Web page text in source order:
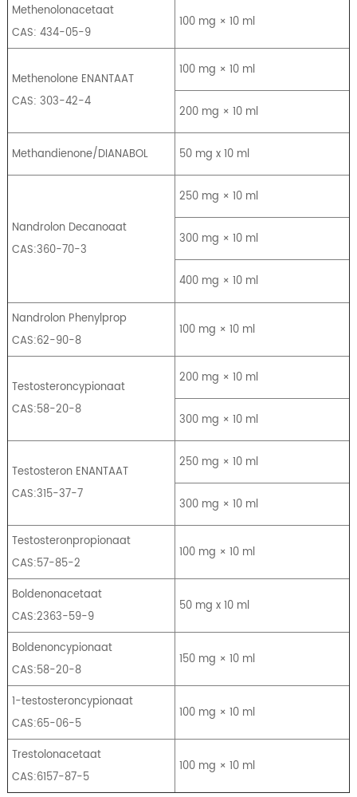
Methenolonacetaat
CAS: 434-05-9
100 mg × 10 ml
Methenolone ENANTAAT
CAS: 303-42-4
100 mg × 10 ml
200 mg × 10 ml
Methandienone/DIANABOL 50 mg x 10 ml
Nandrolon Decanoaat
CAS:360-70-3
250 mg × 10 ml
300 mg × 10 ml
400 mg × 10 ml
Nandrolon Phenylprop
CAS:62-90-8
100 mg × 10 ml
Testosteroncypionaat
CAS:58-20-8
200 mg × 10 ml
300 mg × 10 ml
Testosteron ENANTAAT
CAS:315-37-7
250 mg × 10 ml
300 mg × 10 ml
Testosteronpropionaat
CAS:57-85-2
100 mg × 10 ml
Boldenonacetaat
CAS:2363-59-9
50 mg x 10 ml
Boldenoncypionaat
CAS:58-20-8
150 mg × 10 ml
1-testosteroncypionaat
CAS:65-06-5
100 mg × 10 ml
Trestolonacetaat
CAS:6157-87-5
100 mg × 10 ml